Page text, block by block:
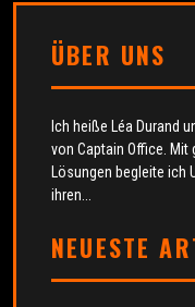
ÜBER UNS
Ich heiße Léa Durand
von Captain Office.
Lösungen begleite ich
ihren...
NEUESTE